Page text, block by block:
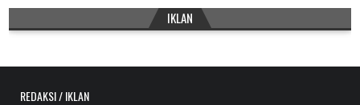
IKLAN
REDAKSI / IKLAN